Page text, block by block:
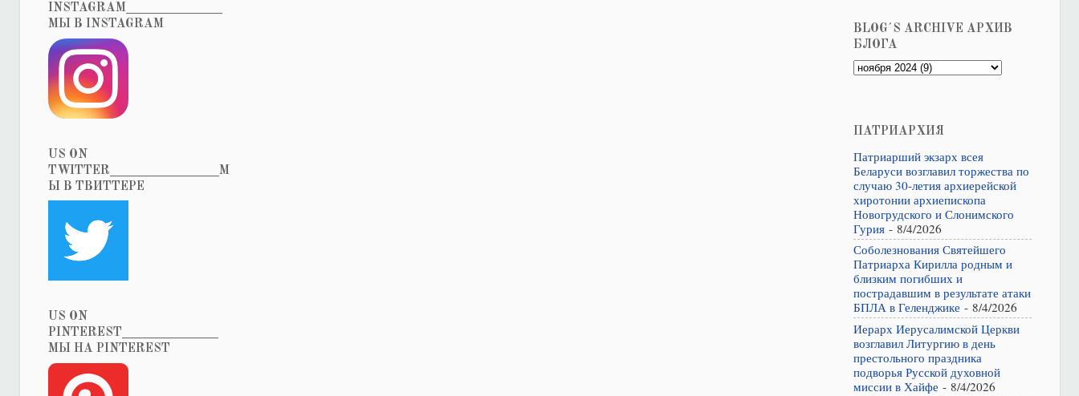
INSTAGRAM_______________
МЫ В INSTAGRAM
US ON
TWITTER_________________М
Ы В ТВИТТЕРЕ
US ON
PINTEREST_______________
МЫ НА PINTEREST
BLOG´S ARCHIVE АРХИВ
БЛОГА
ПАТРИАРХИЯ
Патриарший экзарх всея
Беларуси возглавил торжества по
случаю 30-летия архиерейской
хиротонии архиепископа
Новогрудского и Слонимского
Гурия- 8/4/2026
Соболезнования Святейшего
Патриарха Кирилла родным и
близким погибших и
пострадавшим в результате атаки
БПЛА в Геленджике - 8/4/2026
Иерарх Иерусалимской Церкви
возглавил Литургию в день
престольного праздника
подворья Русской духовной
миссии в Хайфе - 8/4/2026